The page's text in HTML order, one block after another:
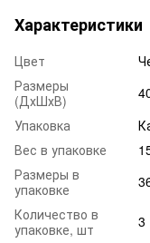
Характеристики
Цвет
Размеры
(ДхШхВ)
Упаковка
Вес в упаковке
Размеры в
упаковке
Количество в
упаковке, шт
3